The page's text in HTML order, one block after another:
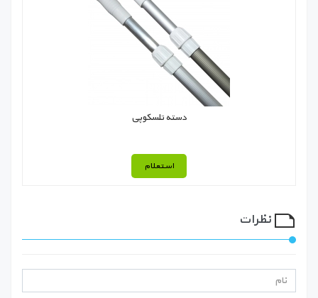
دسته تلسکوپی
استعلام
نظرات